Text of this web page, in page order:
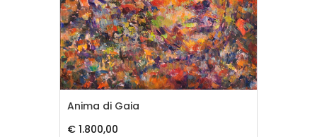
Anima di Gaia
€ 1.800,00